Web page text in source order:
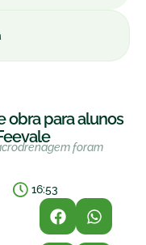
obra para alunos
foram
16:53